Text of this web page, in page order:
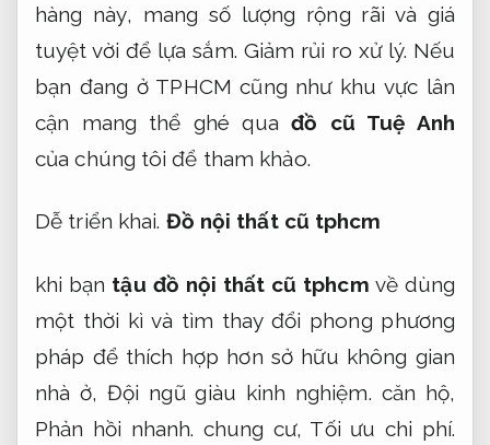
hàng này, mang số lượng rộng rãi và giá
tuyệt vời để lựa sắm. Giảm rủi ro xử lý. Nếu
bạn đang ở TPHCM cũng như khu vực lân
cận mang thể ghé quađồ cũ Tuệ Anh
của chúng tôi để tham khảo.
Dễ triển khai. Đồ nội thất cũ tphcm
khi bạn tậu đồ nội thất cũ tphcm về dùng
một thời kì và tìm thay đổi phong phương
pháp để thích hợp hơn sở hữu không gian
nhà ở,Đội ngũ giàu kinh nghiệm. căn hộ,
Phản hồi nhanh. chung cư, Tối ưu chi phí.